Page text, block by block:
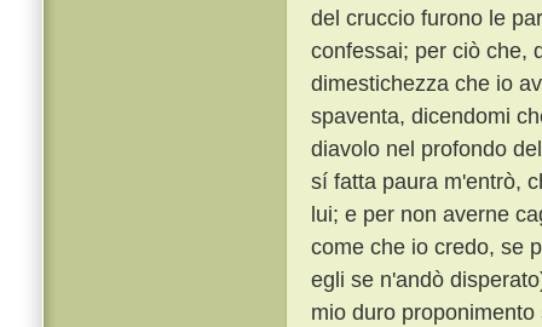
del cruccio furono le
confessai; per ciò che,
dimestichezza che io
spaventa, dicendomi
diavolo nel profondo
sí fatta paura m'entrò,
lui; e per non averne
come che io credo, se
egli se n'andò
mio duro